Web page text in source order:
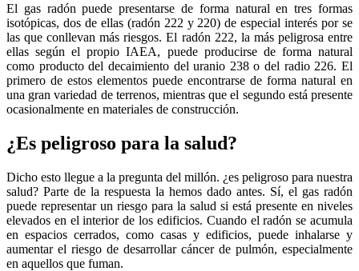
El gas radón puede presentarse de forma natural en tres formas
isotópicas, dos de ellas (radón 222 y 220) de especial interés por se
las que conllevan más riesgos. El radón 222, la más peligrosa entre
ellas según el propio IAEA, puede producirse de forma natural
como producto del decaimiento del uranio 238 o del radio 226. El
primero de estos elementos puede encontrarse de forma natural en
una gran variedad de terrenos, mientras que el segundo está presente
ocasionalmente en materiales de construcción.
¿Es peligroso para la salud?
Dicho esto llegue a la pregunta del millón. ¿es peligroso para nuestra
salud? Parte de la respuesta la hemos dado antes. Sí, el gas radón
puede representar un riesgo para la salud si está presente en niveles
elevados en el interior de los edificios. Cuando el radón se acumula
en espacios cerrados, como casas y edificios, puede inhalarse y
aumentar el riesgo de desarrollar cáncer de pulmón, especialmente
en aquellos que fuman.